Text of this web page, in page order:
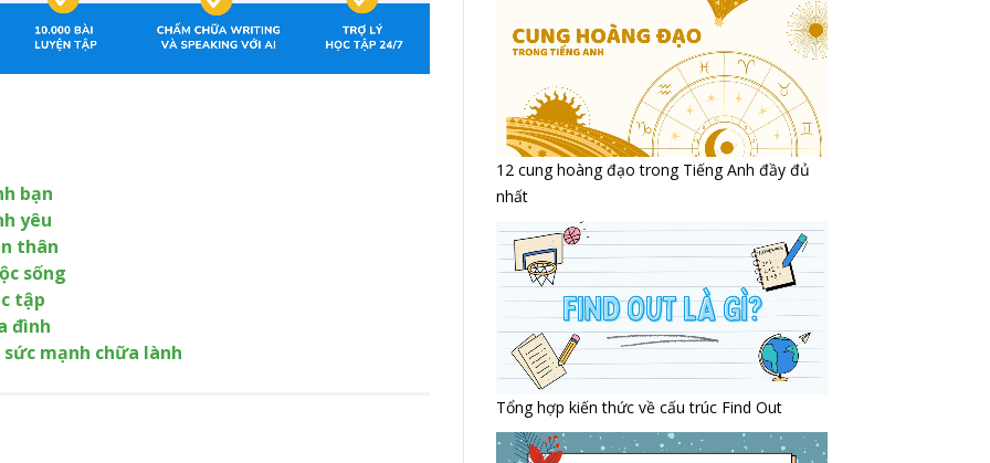
bạn
yêu
thân
sống
tập
đình
mạnh chữa lành
12 cung hoàng đạo trong Tiếng Anh đầy đủ
nhất
Tổng hợp kiến thức về cấu trúc Find Out